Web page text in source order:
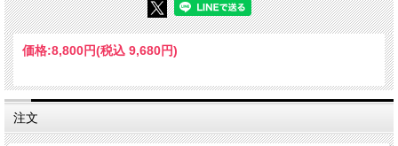
価格:8,800円(税込 9,680円)
注文